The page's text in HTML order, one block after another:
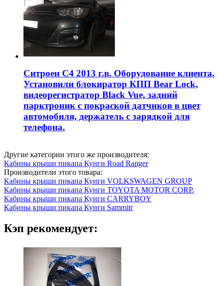
Ситроен С4 2013 г.в. Оборудование клиента.
Установили блокиратор КПП Bear Lock,
видеорегистратор Black Vue, задний
парктроник с покраской датчиков в цвет
автомобиля, держатель с зарядкой для
телефона.
Другие категории этого же производителя:
Кабины крыши пикапа Кунги Road Ranger
Производители этого товара:
Кабины крыши пикапа Кунги VOLKSWAGEN GROUP
Кабины крыши пикапа Кунги TOYOTA MOTOR CORP.
Кабины крыши пикапа Кунги CARRYBOY
Кабины крыши пикапа Кунги Sammitr
Кэп рекомендует: